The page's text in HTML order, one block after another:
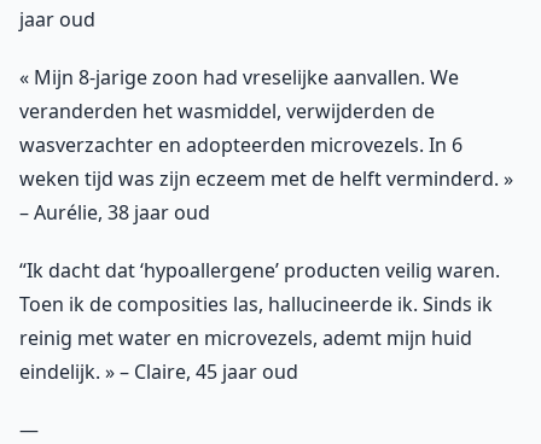
jaar oud
« Mijn 8-jarige zoon had vreselijke aanvallen. We
veranderden het wasmiddel, verwijderden de
wasverzachter en adopteerden microvezels. In 6
weken tijd was zijn eczeem met de helft verminderd. »
– Aurélie, 38 jaar oud
“Ik dacht dat ‘hypoallergene’ producten veilig waren.
Toen ik de composities las, hallucineerde ik. Sinds ik
reinig met water en microvezels, ademt mijn huid
eindelijk. » – Claire, 45 jaar oud
—